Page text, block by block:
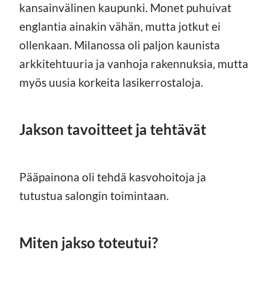
kansainvälinen kaupunki. Monet puhuivat
englantia ainakin vähän, mutta jotkut ei
ollenkaan. Milanossa oli paljon kaunista
arkkitehtuuria ja vanhoja rakennuksia, mutta
myös uusia korkeita lasikerrostaloja.
Jakson tavoitteet ja tehtävät
Pääpainona oli tehdä kasvohoitoja ja
tutustua salongin toimintaan.
Miten jakso toteutui?